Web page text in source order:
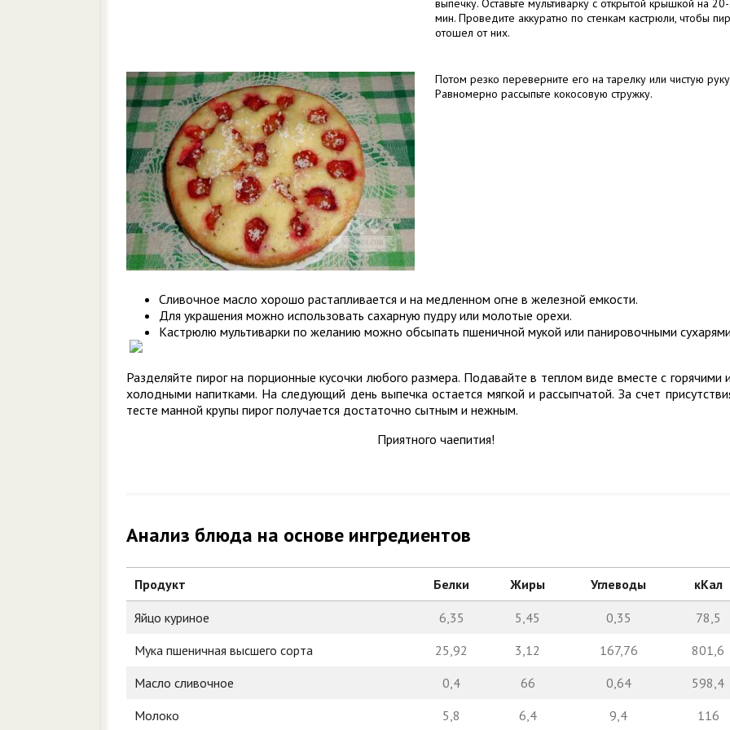
выпечку. Оставьте мультиварку с открытой крышкой на
мин. Проведите аккуратно по стенкам кастрюли, чтобы
отошел от них.
Потом резко переверните его на тарелку или чистую
Равномерно рассыпьте кокосовую стружку.
Сливочное масло хорошо растапливается и на медленном огне в железной емкости.
Для украшения можно использовать сахарную пудру или молотые орехи.
Кастрюлю мультиварки по желанию можно обсыпать пшеничной мукой или панировочными
Разделяйте пирог на порционные кусочки любого размера. Подавайте в теплом виде вместе с горячими
холодными напитками. На следующий день выпечка остается мягкой и рассыпчатой. За счет
тесте манной крупы пирог получается достаточно сытным и нежным.
Приятного чаепития!
Анализ блюда на основе ингредиентов
Продукт Белки Жиры Углеводы кКал
Яйцо куриное 6,35 5,45 0,35
78,5
Мука пшеничная высшего сорта
25,92 3,12 167,76
801,6
Масло сливочное
0,4 66 0,64
598,4
Молоко
5,8 6,4 9,4 116